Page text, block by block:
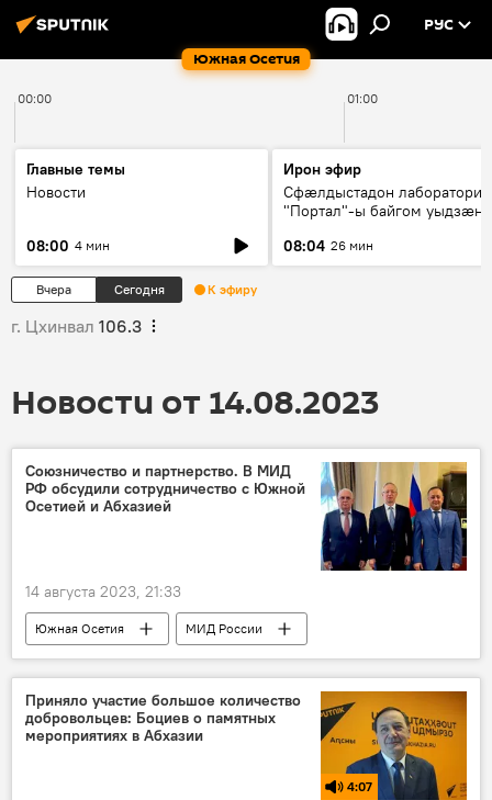
Южная Осетия
РУС
00:00 01:00
Главные темы
Новости
08:00 4 мин
Ирон эфир
Сфæлдыстадон лаборатори
"Портал"-ы байгом уыдзæн
Æхсары куыстыты равдыст
08:04 26 мин
Вчера Сегодня К эфиру
г. Цхинвал 106.3
Новости от 14.08.2023
Союзничество и партнерство. В МИД
РФ обсудили сотрудничество с Южной
Осетией и Абхазией
14 августа 2023, 21:33
Южная Осетия
МИД России
МИД Южной Осетии
Абхазия
Россия
Цхинвал Новости
Приняло участие большое количество
добровольцев: Боциев о памятных
мероприятиях в Абхазии
4:07